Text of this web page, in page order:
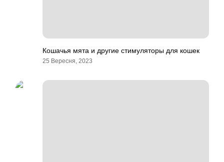
Кошачья мята и другие стимуляторы для кошек
25 Вересня, 2023